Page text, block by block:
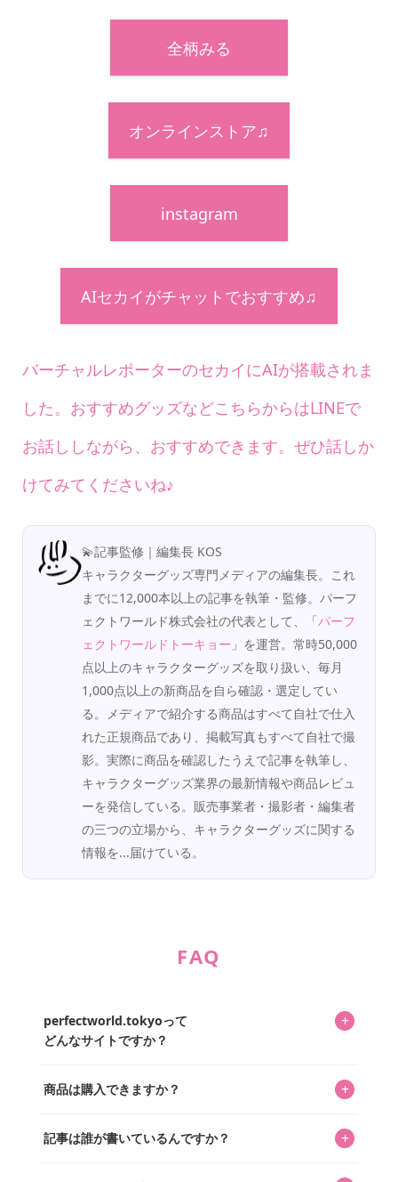
全柄みる
オンラインストア♫
instagram
AIセカイがチャットでおすすめ♫
バーチャルレポーターのセカイにAIが搭載されま
した。おすすめグッズなどこちらからはLINEで
お話ししながら、おすすめできます。ぜひ話しか
けてみてくださいね♪
💫記事監修｜編集長 KOS
キャラクターグッズ専門メディアの編集長。これ
までに12,000本以上の記事を執筆・監修。パーフ
ェクトワールド株式会社の代表として、「パーフ
ェクトワールドトーキョー 」を運営。常時50,000
点以上のキャラクターグッズを取り扱い、毎月
1,000点以上の新商品を自ら確認・選定してい
る。メディアで紹介する商品はすべて自社で仕入
れた正規商品であり、掲載写真もすべて自社で撮
影。実際に商品を確認したうえで記事を執筆し、
キャラクターグッズ業界の最新情報や商品レビュ
ーを発信している。販売事業者・撮影者・編集者
の三つの立場から、キャラクターグッズに関する
情報を...届けている。
FAQ
perfectworld.tokyoって
どんなサイトですか？
+
ってもらうニュースサイトです。運営はキャラグッズコレ
を中心に行われており、私たちは実際に40,000種のキャラグ
商品は購入できますか？ +
「perfectworld.shop」で、ほとんど全てのアイテムを購
記事は誰が書いているんですか？ +